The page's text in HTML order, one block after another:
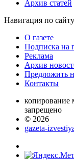
Архив статей
Навигация по сайту
О газете
Подписка на
Реклама
Архив
Предложить
Контакты
копирование
запрещено
© 2026
gazeta-